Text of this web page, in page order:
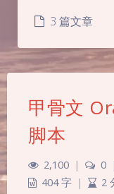
3 篇文章
甲骨文
脚本
2,100 | 0
404 字 | 2